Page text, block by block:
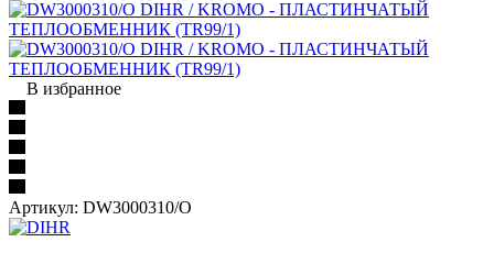
В избранное
Артикул: DW3000310/O